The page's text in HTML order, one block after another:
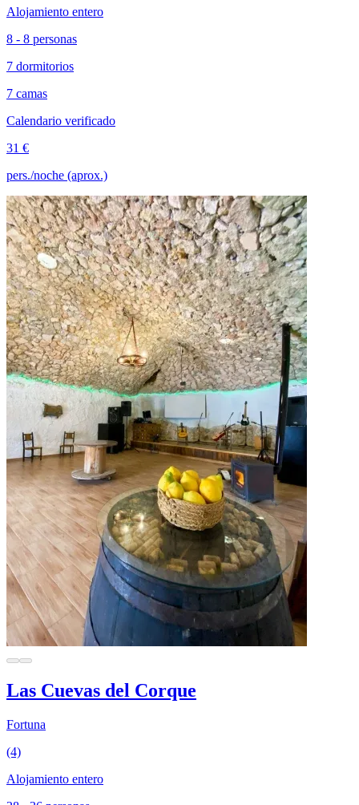
Alojamiento entero
8 - 8 personas
7 dormitorios
7 camas
Calendario verificado
31 €
pers./noche (aprox.)
Las Cuevas del Corque
Fortuna
(4)
Alojamiento entero